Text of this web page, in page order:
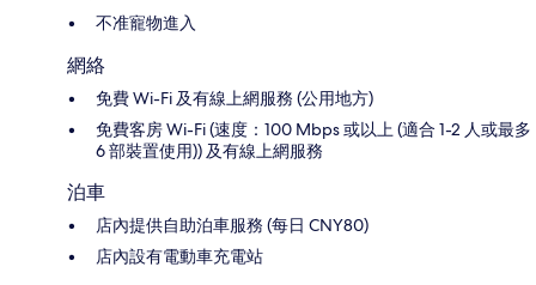
不准寵物進入
網絡
免費 Wi-Fi 及有線上網服務 (公用地方)
免費客房 Wi-Fi (速度：100 Mbps 或以上 (適合 1-2 人或最多
6 部裝置使用)) 及有線上網服務
泊車
店內提供自助泊車服務 (每日 CNY80)
店內設有電動車充電站